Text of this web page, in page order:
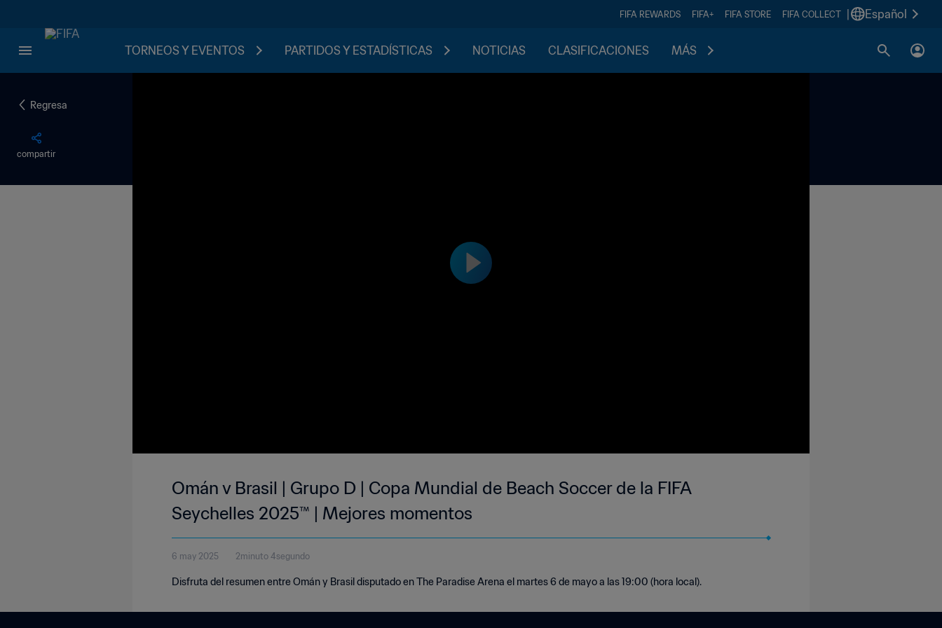
FIFA REWARDS FIFA+ FIFA STORE FIFA COLLECT Español
TORNEOS Y EVENTOS PARTIDOS Y ESTADÍSTICAS NOTICIAS CLASIFICACIONES MÁS
Regresa
compartir
Omán v Brasil | Grupo D | Copa Mundial de Beach Soccer de la FIFA
Seychelles 2025™ | Mejores momentos
6 may 2025 2minuto 4segundo
Disfruta del resumen entre Omán y Brasil disputado en The Paradise Arena el martes 6 de mayo a las 19:00 (hora local).